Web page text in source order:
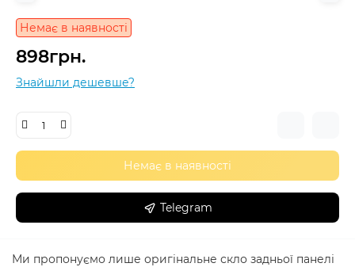
Немає в наявності
898грн.
Знайшли дешевше?
Немає в наявності
Telegram
Ми пропонуємо лише оригінальне скло задньої панелі